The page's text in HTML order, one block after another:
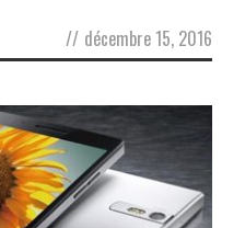
// décembre 15, 2016